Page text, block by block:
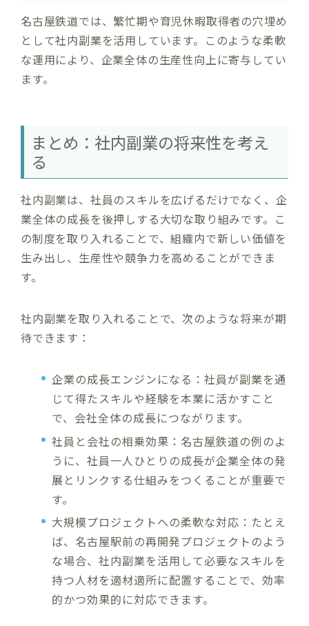
名古屋鉄道では、繁忙期や育児休暇取得者の穴埋め
として社内副業を活用しています。このような柔軟
な運用により、企業全体の生産性向上に寄与してい
ます。
まとめ：社内副業の将来性を考え
る
社内副業は、社員のスキルを広げるだけでなく、企
業全体の成長を後押しする大切な取り組みです。こ
の制度を取り入れることで、組織内で新しい価値を
生み出し、生産性や競争力を高めることができま
す。
社内副業を取り入れることで、次のような将来が期
待できます：
企業の成長エンジンになる：社員が副業を通
じて得たスキルや経験を本業に活かすこと
で、会社全体の成長につながります。
社員と会社の相乗効果：名古屋鉄道の例のよ
うに、社員一人ひとりの成長が企業全体の発
展とリンクする仕組みをつくることが重要で
す。
大規模プロジェクトへの柔軟な対応：たとえ
ば、名古屋駅前の再開発プロジェクトのよう
な場合、社内副業を活用して必要なスキルを
持つ人材を適材適所に配置することで、効率
的かつ効果的に対応できます。